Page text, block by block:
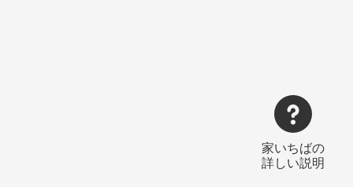
家いちばの
詳しい説明